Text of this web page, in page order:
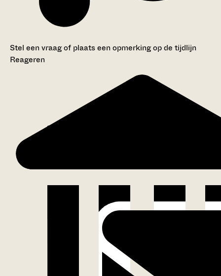
Stel een vraag of plaats een opmerking op de tijdlijn
Reageren